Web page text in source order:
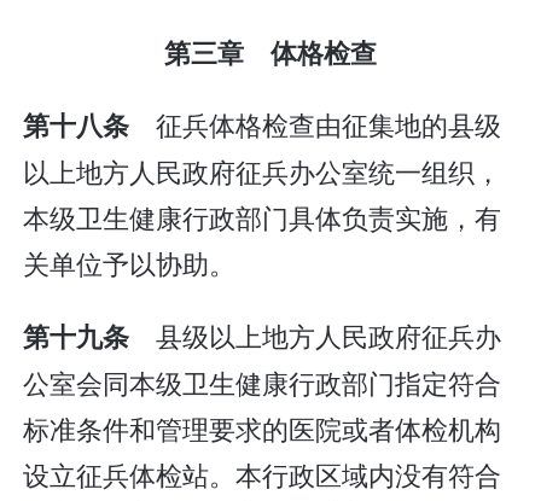
第三章 体格检查
第十八条 征兵体格检查由征集地的县级
以上地方人民政府征兵办公室统一组织，
本级卫生健康行政部门具体负责实施，有
关单位予以协助。
第十九条 县级以上地方人民政府征兵办
公室会同本级卫生健康行政部门指定符合
标准条件和管理要求的医院或者体检机构
设立征兵体检站。本行政区域内没有符合